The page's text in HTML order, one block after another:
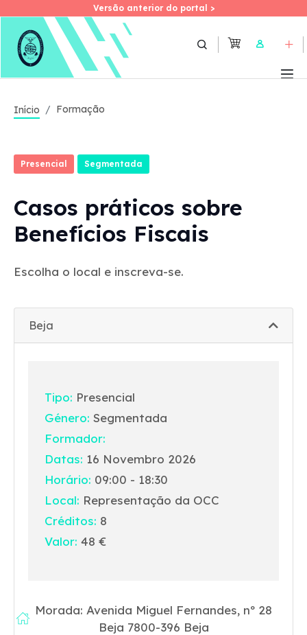
Skip
Versão anterior do portal >
Versão anterior do portal >
User
Início Formação
Presencial Segmentada
Casos práticos sobre
Benefícios Fiscais
Escolha o local e inscreva-se.
Beja
Tipo: Presencial
Género: Segmentada
Formador:
Datas: 16 Novembro 2026
Horário: 09:00 - 18:30
Local: Representação da OCC
Créditos: 8
Valor: 48 €
Morada: Avenida Miguel Fernandes, nº 28
Beja 7800-396 Beja